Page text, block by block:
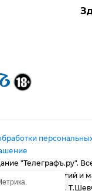
"Телеграфъ.ру".
технологий
г. Саратов, ул. им.